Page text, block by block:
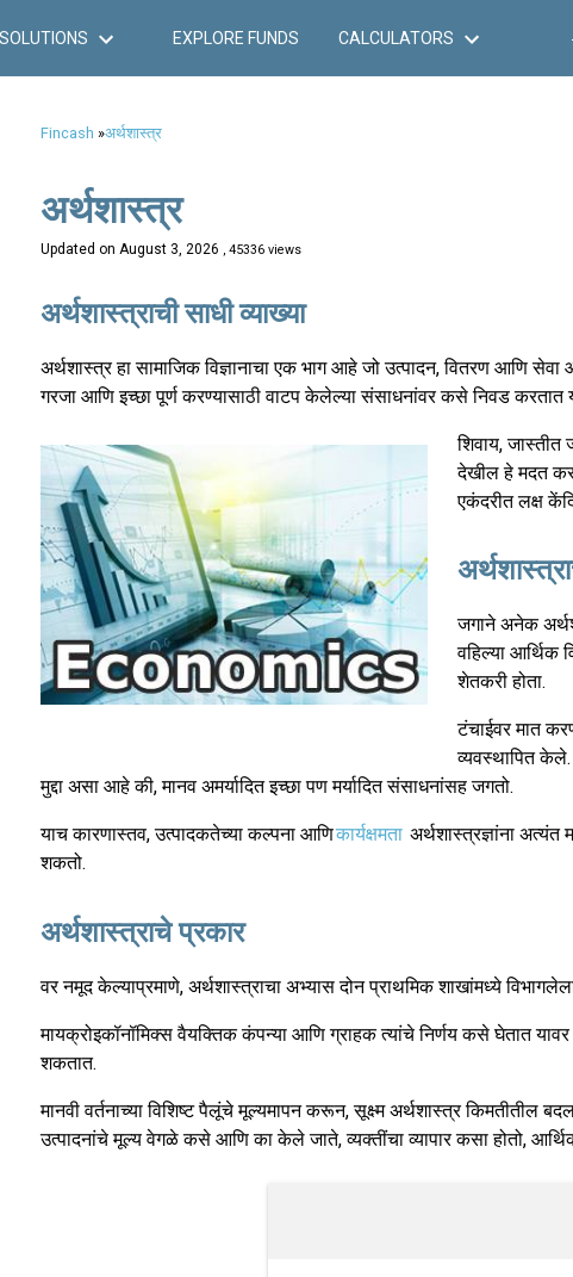
SOLUTIONS EXPLORE FUNDS CALCULATORS
Fincash »अर्थशास्त्र
अर्थशास्त्र
Updated on August 3, 2026 , 45336 views
अर्थशास्त्राची साधी व्याख्या
अर्थशास्त्र हा सामाजिक विज्ञानाचा एक भाग आहे जो उत्पादन, वितरण आणि सेवा
गरजा आणि इच्छा पूर्ण करण्यासाठी वाटप केलेल्या संसाधनांवर कसे निवड करतात
शिवाय, जास्तीत
देखील हे मदत
एकंदरीत लक्ष
जगाने अनेक
वहिल्या आर्थिक
शेतकरी होता.
टंचाईवर मात
व्यवस्थापित केले.
मुद्दा असा आहे की, मानव अमर्यादित इच्छा पण मर्यादित संसाधनांसह जगतो.
याच कारणास्तव, उत्पादकतेच्या कल्पना आणिकार्यक्षमता अर्थशास्त्रज्ञांना अत्यंत
शकतो.
अर्थशास्त्राचे प्रकार
वर नमूद केल्याप्रमाणे, अर्थशास्त्राचा अभ्यास दोन प्राथमिक शाखांमध्ये
मायक्रोइकॉनॉमिक्स वैयक्तिक कंपन्या आणि ग्राहक त्यांचे निर्णय कसे घेतात
शकतात.
मानवी वर्तनाच्या विशिष्ट पैलूंचे मूल्यमापन करून, सूक्ष्म अर्थशास्त्र किमतीतील
उत्पादनांचे मूल्य वेगळे कसे आणि का केले जाते, व्यक्तींचा व्यापार कसा होतो,